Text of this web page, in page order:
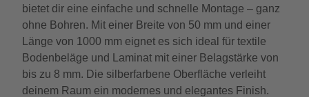
bietet dir eine einfache und schnelle Montage – ganz
ohne Bohren. Mit einer Breite von 50 mm und einer
Länge von 1000 mm eignet es sich ideal für textile
Bodenbeläge und Laminat mit einer Belagstärke von
bis zu 8 mm. Die silberfarbene Oberfläche verleiht
deinem Raum ein modernes und elegantes Finish.